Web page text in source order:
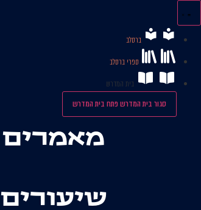
לתוכן
ברסלב
ספרי ברסלב
בית המדרש
סגור בית המדרשפתח בית המדרש
מאמרים
שיעורים